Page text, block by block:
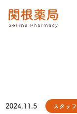
2024.11.5 スタッ